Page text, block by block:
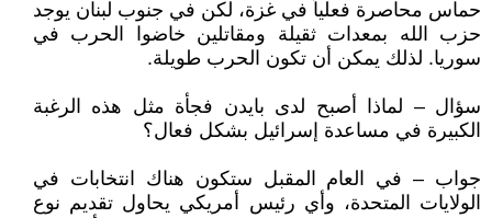
حماس محاصرة فعلياً في غزة، لكن في جنوب لبنان يوجد
حزب الله بمعدات ثقيلة ومقاتلين خاضوا الحرب في
سوريا. لذلك يمكن أن تكون الحرب طويلة.
سؤال – لماذا أصبح لدى بايدن فجأة مثل هذه الرغبة
الكبيرة في مساعدة إسرائيل بشكل فعال؟
جواب – في العام المقبل ستكون هناك انتخابات في
الولايات المتحدة، وأي رئيس أمريكي يحاول تقديم نوع